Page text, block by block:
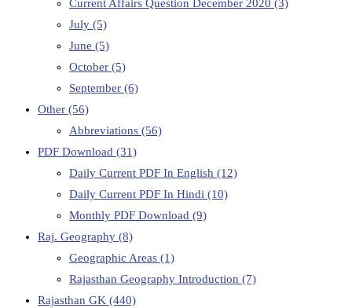
Current Affairs Question December 2020 (3)
July (5)
June (5)
October (5)
September (6)
Other (56)
Abbreviations (56)
PDF Download (31)
Daily Current PDF In English (12)
Daily Current PDF In Hindi (10)
Monthly PDF Download (9)
Raj. Geography (8)
Geographic Areas (1)
Rajasthan Geography Introduction (7)
Rajasthan GK (440)